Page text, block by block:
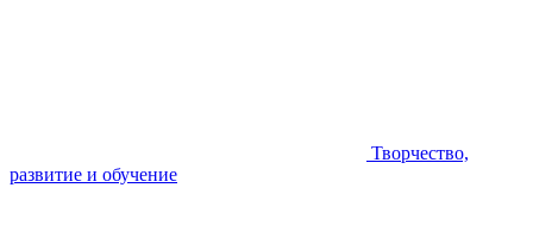
Творчество,
развитие и обучение